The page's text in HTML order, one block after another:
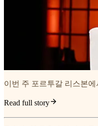
이번 주 포르투갈 리스본
Read full story